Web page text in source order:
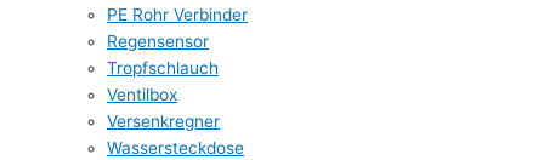
PE Rohr Verbinder
Regensensor
Tropfschlauch
Ventilbox
Versenkregner
Wassersteckdose